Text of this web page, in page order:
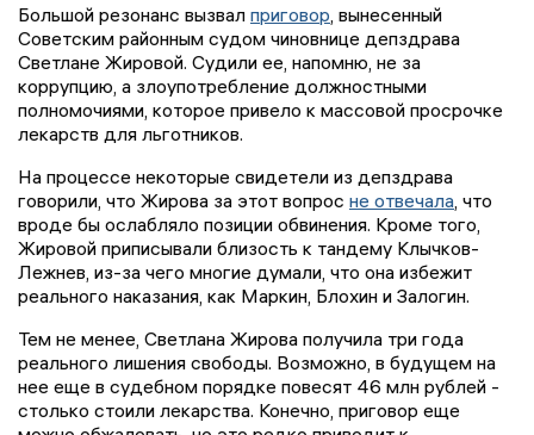
Большой резонанс вызвал приговор , вынесенный
Советским районным судом чиновнице депздрава
Светлане Жировой. Судили ее, напомню, не за
коррупцию, а злоупотребление должностными
полномочиями, которое привело к массовой просрочке
лекарств для льготников.
На процессе некоторые свидетели из депздрава
говорили, что Жирова за этот вопрос не отвечала , что
вроде бы ослабляло позиции обвинения. Кроме того,
Жировой приписывали близость к тандему Клычков-
Лежнев, из-за чего многие думали, что она избежит
реального наказания, как Маркин, Блохин и Залогин.
Тем не менее, Светлана Жирова получила три года
реального лишения свободы. Возможно, в будущем на
нее еще в судебном порядке повесят 46 млн рублей -
столько стоили лекарства. Конечно, приговор еще